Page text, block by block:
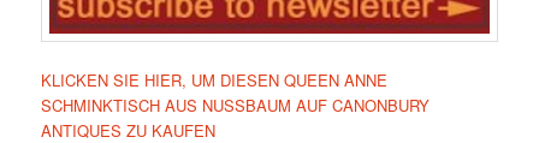
KLICKEN SIE HIER, UM DIESEN QUEEN ANNE
SCHMINKTISCH AUS NUSSBAUM AUF CANONBURY
ANTIQUES ZU KAUFEN